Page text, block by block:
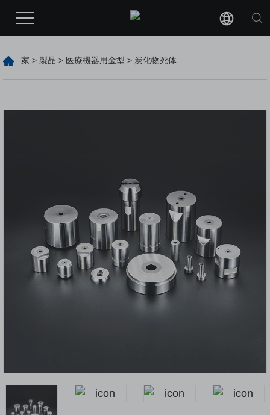
家 > 製品 > 医療機器用金型 > 炭化物死体